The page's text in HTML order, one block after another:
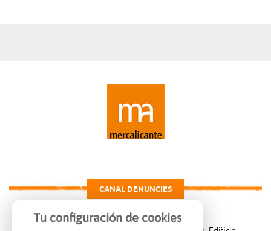
CANAL DENUNCIES
Tu configuración de cookies